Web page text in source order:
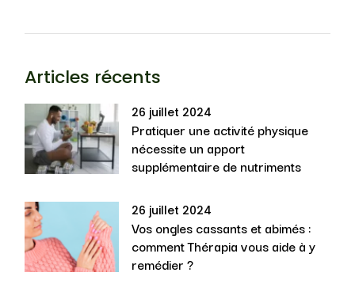
Articles récents
26 juillet 2024
Pratiquer une activité physique
nécessite un apport
supplémentaire de nutriments
26 juillet 2024
Vos ongles cassants et abimés :
comment Thérapia vous aide à y
remédier ?